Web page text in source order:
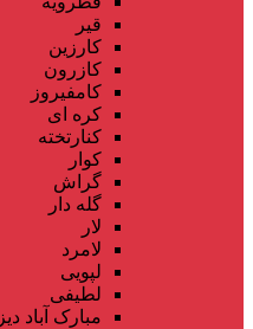
قیر
کارزین
کازرون
کامفیروز
کره ای
کنارتخته
کوار
گراش
گله دار
لار
لامرد
لپویی
لطیفی
مبارک آباد دیز